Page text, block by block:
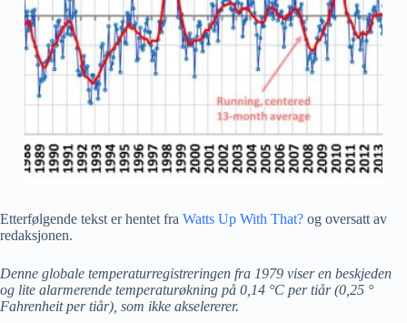
Etterfølgende tekst er hentet fra Watts Up With That? og oversatt av
redaksjonen.
Denne globale temperaturregistreringen fra 1979 viser en beskjeden
og lite alarmerende temperaturøkning på 0,14 °C per tiår (0,25 °
Fahrenheit per tiår), som ikke akselererer.